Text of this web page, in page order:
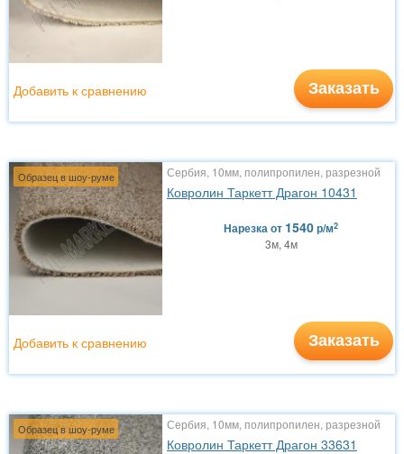
Заказать
Добавить к сравнению
Образец в шоу-руме Сербия, 10мм, полипропилен, разрезной
Ковролин Таркетт Драгон 10431
Нарезкаот 1540р/м2
3м, 4м
Заказать
Добавить к сравнению
Образец в шоу-руме Сербия, 10мм, полипропилен, разрезной
Ковролин Таркетт Драгон 33631